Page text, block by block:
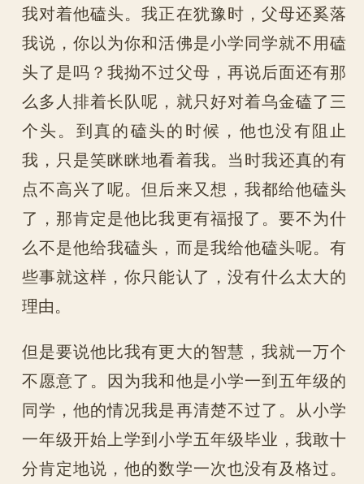
我对着他磕头。我正在犹豫时，父母还奚落
我说，你以为你和活佛是小学同学就不用磕
头了是吗？我拗不过父母，再说后面还有那
么多人排着长队呢，就只好对着乌金磕了三
个头。到真的磕头的时候，他也没有阻止
我，只是笑眯眯地看着我。当时我还真的有
点不高兴了呢。但后来又想，我都给他磕头
了，那肯定是他比我更有福报了。要不为什
么不是他给我磕头，而是我给他磕头呢。有
些事就这样，你只能认了，没有什么太大的
理由。
但是要说他比我有更大的智慧，我就一万个
不愿意了。因为我和他是小学一到五年级的
同学，他的情况我是再清楚不过了。从小学
一年级开始上学到小学五年级毕业，我敢十
分肯定地说，他的数学一次也没有及格过。